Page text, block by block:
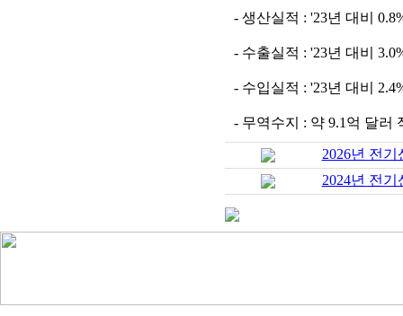
- 생산실적 : '23년 대비
- 수출실적 : '23년 대비
- 수입실적 : '23년 대비
- 무역수지 : 약 9.1억 달러
2026년 전
2024년 전